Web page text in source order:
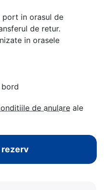
port in orasul de
de retur.
in orasele
de anulare ale
rezerv